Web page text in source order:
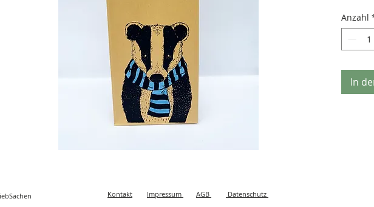
grosses
stabil
Grösse
Anzahl
In
Kontakt Impressum AGB Datenschutz